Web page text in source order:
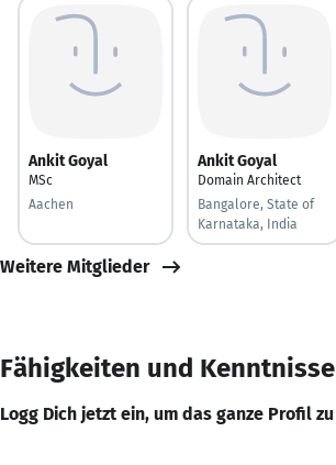
Ankit Goyal
MSc
Aachen
Ankit Goyal
Domain Architect
Bangalore, State of
Karnataka, India
Weitere Mitglieder
Fähigkeiten und Kenntnisse
Logg Dich jetzt ein, um das ganze Profil